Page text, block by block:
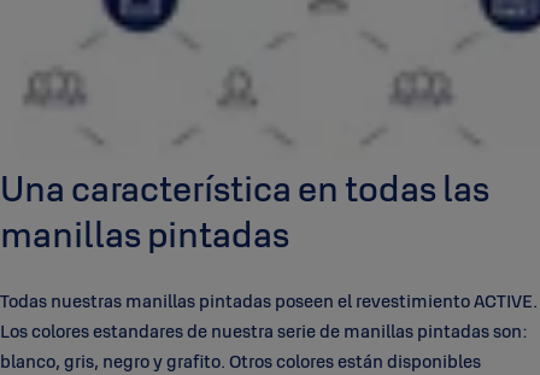
Una característica en todas las
manillas pintadas
Todas nuestras manillas pintadas poseen el revestimiento ACTIVE.
Los colores estandares de nuestra serie de manillas pintadas son:
blanco, gris, negro y grafito. Otros colores están disponibles